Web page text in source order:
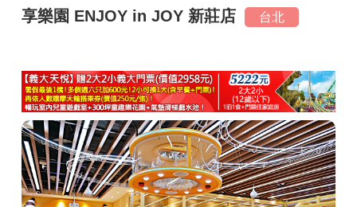
最新留言
商家合作
推薦景點
討論區
享樂園 ENJOY in JOY 新莊店 台北